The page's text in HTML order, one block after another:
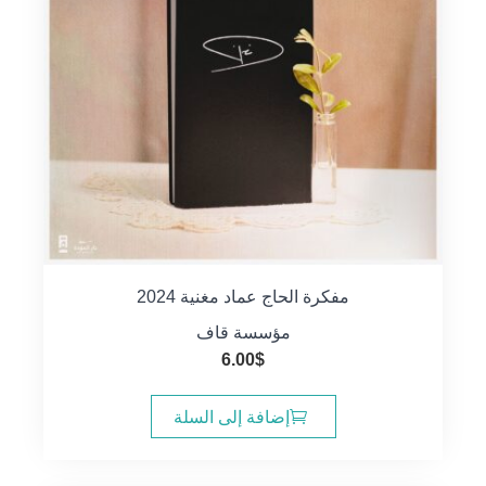
مفكرة الحاج عماد مغنية 2024
مؤسسة قاف
6.00$
إضافة إلى السلة